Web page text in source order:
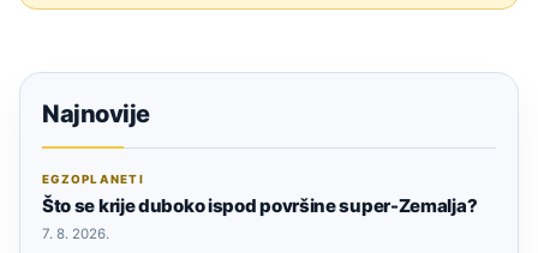
Najnovije
EGZOPLANETI
Što se krije duboko ispod površine super-Zemalja?
7. 8. 2026.